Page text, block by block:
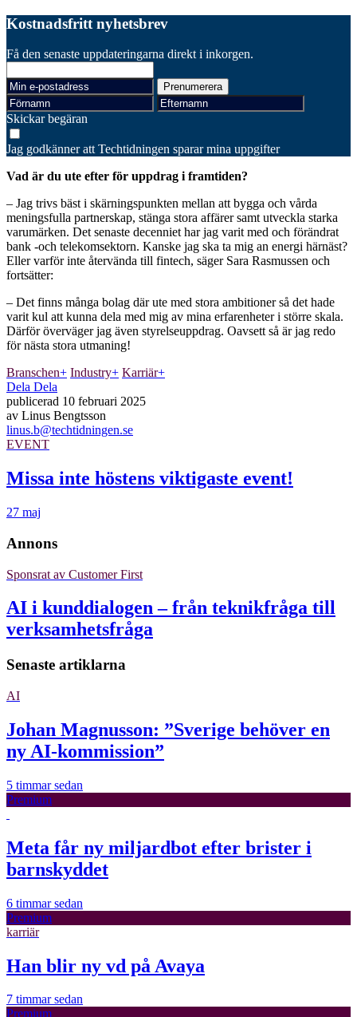
Kostnadsfritt nyhetsbrev
Få den senaste uppdateringarna direkt i inkorgen.
Skickar begäran
Jag godkänner att Techtidningen sparar mina uppgifter
Vad är du ute efter för uppdrag i framtiden?
– Jag trivs bäst i skärningspunkten mellan att bygga och vårda
meningsfulla partnerskap, stänga stora affärer samt utveckla starka
varumärken. Det senaste decenniet har jag varit med och förändrat
bank -och telekomsektorn. Kanske jag ska ta mig an energi härnäst?
Eller varför inte återvända till fintech, säger Sara Rasmussen och
fortsätter:
– Det finns många bolag där ute med stora ambitioner så det hade
varit kul att kunna dela med mig av mina erfarenheter i större skala.
Därför överväger jag även styrelseuppdrag. Oavsett så är jag redo
för nästa stora utmaning!
Branschen+ Industry+ Karriär+
Dela Dela
publicerad 10 februari 2025
av Linus Bengtsson
linus.b@techtidningen.se
EVENT
Missa inte höstens viktigaste event!
27 maj
Annons
Sponsrat av Customer First
AI i kunddialogen – från teknikfråga till
verksamhetsfråga
Senaste artiklarna
AI
Johan Magnusson: ”Sverige behöver en
ny AI-kommission”
5 timmar sedan
Premium
Meta får ny miljardbot efter brister i
barnskyddet
6 timmar sedan
Premium
karriär
Han blir ny vd på Avaya
7 timmar sedan
Premium